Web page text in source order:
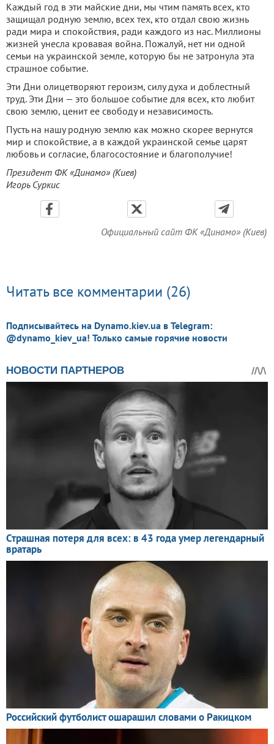
Каждый год в эти майские дни, мы чтим память всех, кто
защищал родную землю, всех тех, кто отдал свою жизнь
ради мира и спокойствия, ради каждого из нас. Миллионы
жизней унесла кровавая война. Пожалуй, нет ни одной
семьи на украинской земле, которую бы не затронула эта
страшное событие.
Эти Дни олицетворяют героизм, силу духа и доблестный
труд. Эти Дни — это большое событие для всех, кто любит
свою землю, ценит ее свободу и независимость.
Пусть на нашу родную землю как можно скорее вернутся
мир и спокойствие, а в каждой украинской семье царят
любовь и согласие, благосостояние и благополучие!
Президент ФК «Динамо» (Киев)
Игорь Суркис
Официальный сайт ФК «Динамо» (Киев)
Читать все комментарии (26)
Подписывайтесь на Dynamo.kiev.ua в Telegram:
@dynamo_kiev_ua! Только самые горячие новости